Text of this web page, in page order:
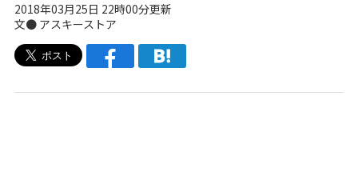
2018年03月25日 22時00分更新
文● アスキーストア